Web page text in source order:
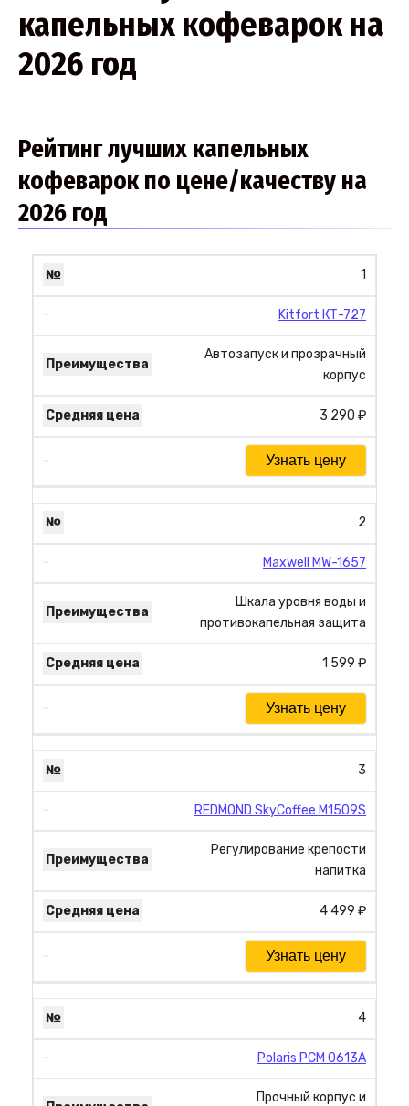
капельных кофеварок на
2026 год
Рейтинг лучших капельных
кофеварок по цене/качеству на
2026 год
1
Kitfort КТ-727
Автозапуск и прозрачный
корпус
3 290 ₽
Узнать цену
2
Maxwell MW-1657
Шкала уровня воды и
противокапельная защита
1 599 ₽
Узнать цену
3
REDMOND SkyCoffee M1509S
Регулирование крепости
напитка
4 499 ₽
Узнать цену
4
Polaris PCM 0613A
Прочный корпус и